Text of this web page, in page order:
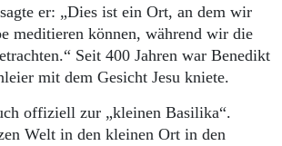
er: „Dies ist ein Ort, an dem wir
meditieren können, während wir die
Seit 400 Jahren war Benedikt
mit dem Gesicht Jesu kniete.
offiziell zur „kleinen Basilika“.
Welt in den kleinen Ort in den